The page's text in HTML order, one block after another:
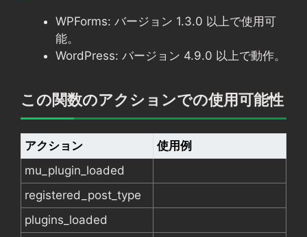
WPForms: バージョン 1.3.0 以上で使用可
能。
WordPress: バージョン 4.9.0 以上で動作。
この関数のアクションでの使用可能性
アクション
使用例
mu_plugin_loaded
registered_post_type
plugins_loaded